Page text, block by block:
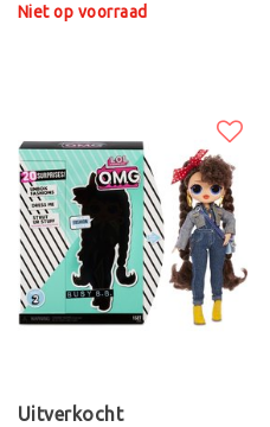
Niet op voorraad
Uitverkocht